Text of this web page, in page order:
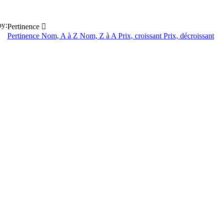
Pertinence 
Pertinence Nom, A à Z Nom, Z à A Prix, croissant Prix, décroissant